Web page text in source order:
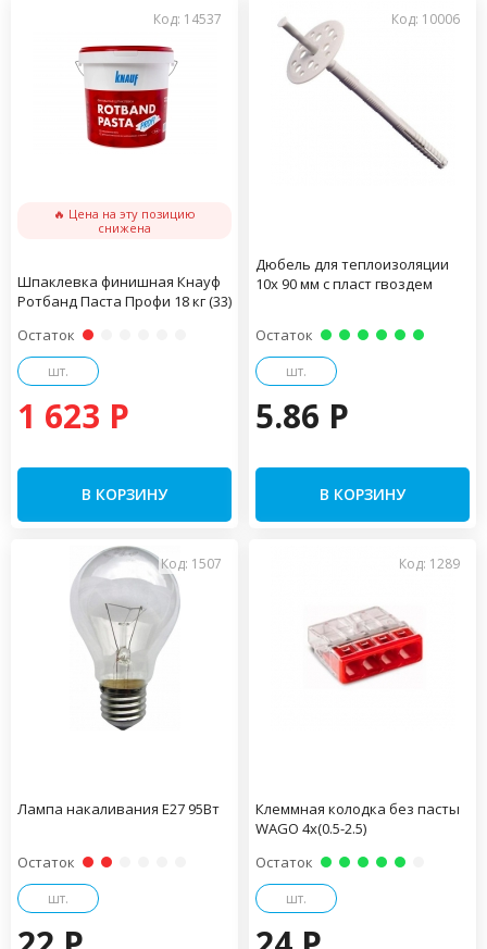
Код: 14537
🔥 Цена на эту позицию
снижена
Шпаклевка финишная Кнауф
Ротбанд Паста Профи 18 кг (33)
Остаток
шт.
1 623 P
В КОРЗИНУ
Код: 10006
Дюбель для теплоизоляции
10х 90 мм с пласт гвоздем
Остаток
шт.
5.86 P
В КОРЗИНУ
Код: 1507
Лампа накаливания Е27 95Вт
Остаток
шт.
Код: 1289
Клеммная колодка без пасты
WAGO 4х(0.5-2.5)
Остаток
шт.